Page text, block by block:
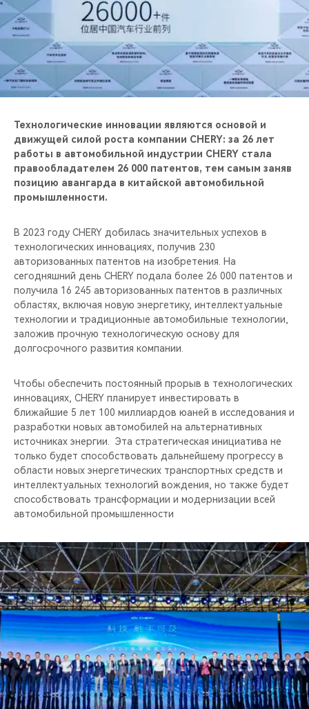
CHERY И СПОРТ
НАШИ МЕРОПРИЯТИЯ
CHERY ДЛЯ ДЕТЕЙ
Технологические инновации являются основой и
движущей силой роста компании CHERY: за 26 лет
работы в автомобильной индустрии CHERY стала
правообладателем 26 000 патентов, тем самым заняв
позицию авангарда в китайской автомобильной
промышленности.
В 2023 году CHERY добилась значительных успехов в
технологических инновациях, получив 230
авторизованных патентов на изобретения. На
сегодняшний день CHERY подала более 26 000 патентов и
получила 16 245 авторизованных патентов в различных
областях, включая новую энергетику, интеллектуальные
технологии и традиционные автомобильные технологии,
заложив прочную технологическую основу для
долгосрочного развития компании.
Чтобы обеспечить постоянный прорыв в технологических
инновациях, CHERY планирует инвестировать в
ближайшие 5 лет 100 миллиардов юаней в исследования и
разработки новых автомобилей на альтернативных
источниках энергии. Эта стратегическая инициатива не
только будет способствовать дальнейшему прогрессу в
области новых энергетических транспортных средств и
интеллектуальных технологий вождения, но также будет
способствовать трансформации и модернизации всей
автомобильной промышленности